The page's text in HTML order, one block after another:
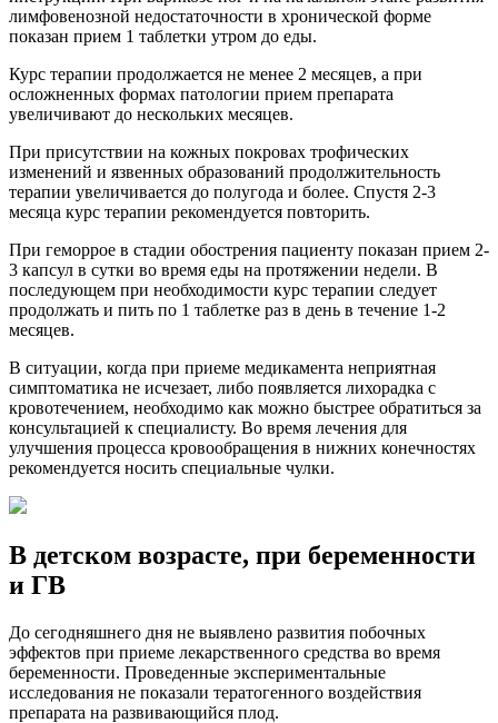
лимфовенозной недостаточности в хронической форме
показан прием 1 таблетки утром до еды.
Курс терапии продолжается не менее 2 месяцев, а при
осложненных формах патологии прием препарата
увеличивают до нескольких месяцев.
При присутствии на кожных покровах трофических
изменений и язвенных образований продолжительность
терапии увеличивается до полугода и более. Спустя 2-3
месяца курс терапии рекомендуется повторить.
При геморрое в стадии обострения пациенту показан прием 2-
3 капсул в сутки во время еды на протяжении недели. В
последующем при необходимости курс терапии следует
продолжать и пить по 1 таблетке раз в день в течение 1-2
месяцев.
В ситуации, когда при приеме медикамента неприятная
симптоматика не исчезает, либо появляется лихорадка с
кровотечением, необходимо как можно быстрее обратиться за
консультацией к специалисту. Во время лечения для
улучшения процесса кровообращения в нижних конечностях
рекомендуется носить специальные чулки.
В детском возрасте, при беременности
и ГВ
До сегодняшнего дня не выявлено развития побочных
эффектов при приеме лекарственного средства во время
беременности. Проведенные экспериментальные
исследования не показали тератогенного воздействия
препарата на развивающийся плод.